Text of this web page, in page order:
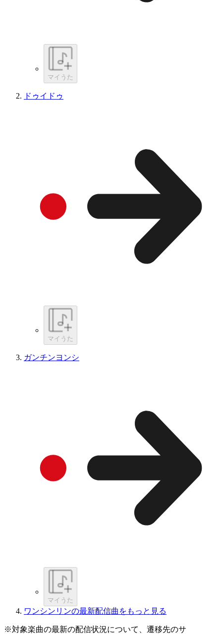
マイうた
ドゥイドゥ
マイうた
ガンチンヨンシ
マイうた
ワンシンリンの最新配信曲をもっと見る
※対象楽曲の最新の配信状況について、遷移先のサ